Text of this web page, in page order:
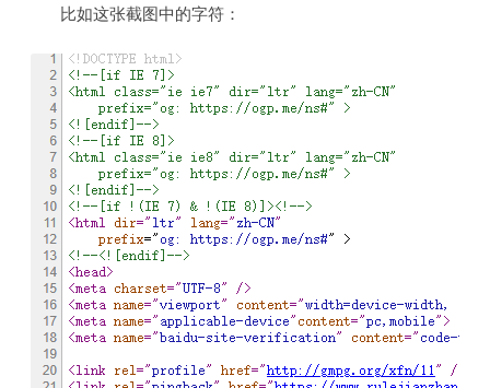
比如这张截图中的字符：